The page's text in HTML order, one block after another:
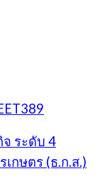
ระดับ 4
กษตร (ธ.ก.ส.)